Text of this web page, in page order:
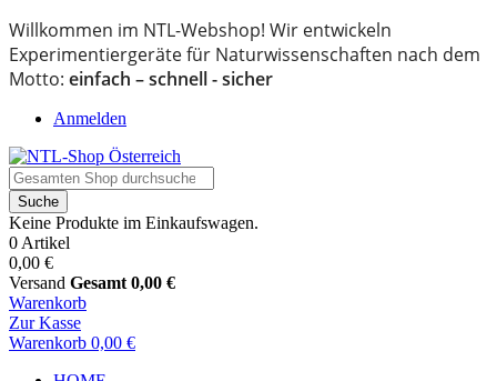
Willkommen im NTL-Webshop! Wir entwickeln
Experimentiergeräte für Naturwissenschaften nach dem
Motto: einfach – schnell - sicher
Anmelden
Suche
Keine Produkte im Einkaufswagen.
0 Artikel
0,00 €
Versand Gesamt 0,00 €
Warenkorb
Zur Kasse
Warenkorb 0,00 €